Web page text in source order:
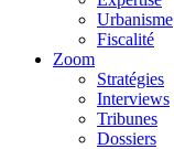
Urbanisme
Fiscalité
Zoom
Stratégies
Interviews
Tribunes
Dossiers